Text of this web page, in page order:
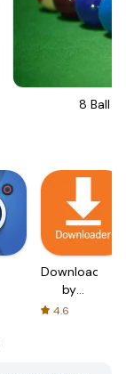
8 Ball
Downloader
by
AFTVnews
4.6